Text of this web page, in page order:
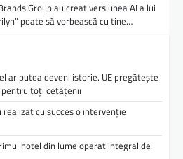
Group au creat versiunea AI a lui
poate să vorbească cu tine…
ar putea deveni istorie. UE pregătește
toți cetățenii
realizat cu succes o intervenție
hotel din lume operat integral de